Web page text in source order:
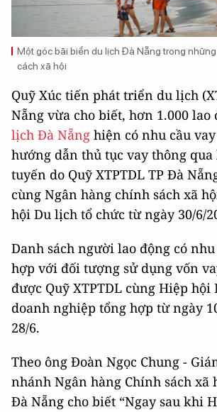
Một góc bãi biển du lịch Đà Nẵng trong
cách xã hội
Quỹ Xúc tiến phát triển du lịch
Nẵng vừa cho biết, hơn 1.000 lao
lịch Đà Nẵng hiện có nhu cầu
hướng dẫn thủ tục vay thông
tuyến do Quỹ XTPTDL TP Đà
cùng Ngân hàng chính sách xã
hội Du lịch tổ chức từ ngày 30/6/
Danh sách người lao động có
hợp với đối tượng sử dụng vốn
được Quỹ XTPTDL cùng Hiệp hội
doanh nghiệp tổng hợp từ ngày
28/6.
Theo ông Đoàn Ngọc Chung -
nhánh Ngân hàng Chính sách xã
Đà Nẵng cho biết “Ngay sau khi